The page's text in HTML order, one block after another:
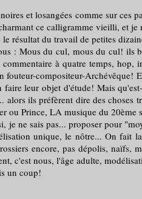
et losangées comme sur ces
ce calligramme vieilli, et
du travail de petites
: Mous du cul, mous du cul! ils
à quatre temps,
fouteur-compositeur-
leur objet d'étude! Mais
alors ils préfèrent dire des
ou Prince, LA musique du
sais pas... proposer pour
unique, le nôtre... On fait
encore, pas dépolis,
c'est nous, l'âge adulte,
un coup!